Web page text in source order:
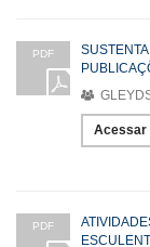
PDF
Acessar
PDF